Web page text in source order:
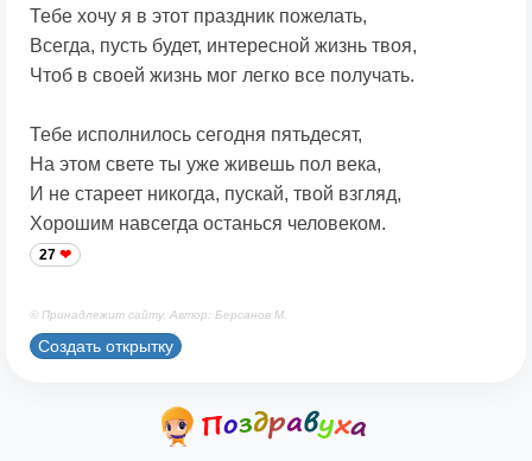
Тебе хочу я в этот праздник пожелать,
Всегда, пусть будет, интересной жизнь твоя,
Чтоб в своей жизнь мог легко все получать.
Тебе исполнилось сегодня пятьдесят,
На этом свете ты уже живешь пол века,
И не стареет никогда, пускай, твой взгляд,
Хорошим навсегда останься человеком.
27
© Принадлежит сайту. Автор: Берсанов М.
Создать открытку